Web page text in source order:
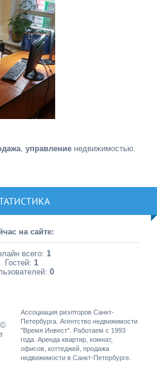
управление недвижимостью.
на сайте:
всего: 1
Гостей: 1
0
Ассоциация риэлторов Санкт-
Петербурга. Агентство недвижимости
"Время Инвест". Работаем с 1993
года. Аренда квартир, комнат,
офисов, коттеджей, продажа
недвижимости в Санкт-Петербурге.